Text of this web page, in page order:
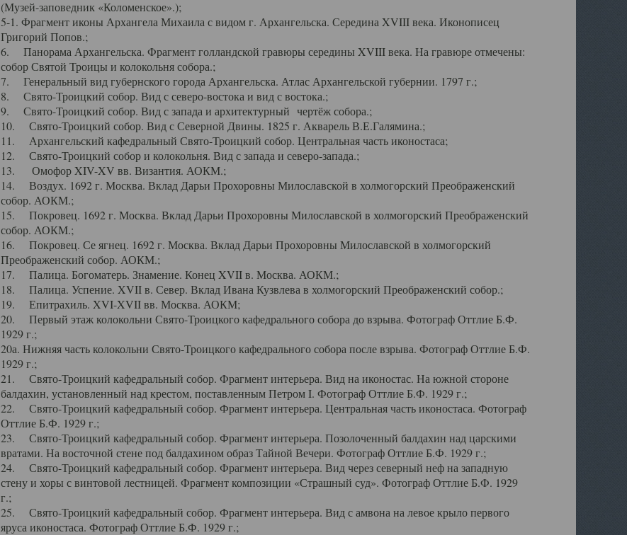
(Музей-заповедник «Коломенское».);
5-1. Фрагмент иконы Архангела Михаила с видом г. Архангельска. Середина XVIII века. Иконописец
Григорий Попов.;
6. Панорама Архангельска. Фрагмент голландской гравюры середины XVIII века. На гравюре отмечены:
собор Святой Троицы и колокольня собора.;
7. Генеральный вид губернского города Архангельска. Атлас Архангельской губернии. 1797 г.;
8. Свято-Троицкий собор. Вид с северо-востока и вид с востока.;
9. Свято-Троицкий собор. Вид с запада и архитектурный чертёж собора.;
10. Свято-Троицкий собор. Вид с Северной Двины. 1825 г. Акварель В.Е.Галямина.;
11. Архангельский кафедральный Свято-Троицкий собор. Центральная часть иконостаса;
12. Свято-Троицкий собор и колокольня. Вид с запада и северо-запада.;
13. Омофор XIV-XV вв. Византия. АОКМ.;
14. Воздух. 1692 г. Москва. Вклад Дарьи Прохоровны Милославской в холмогорский Преображенский
собор. АОКМ.;
15. Покровец. 1692 г. Москва. Вклад Дарьи Прохоровны Милославской в холмогорский Преображенский
собор. АОКМ.;
16. Покровец. Се ягнец. 1692 г. Москва. Вклад Дарьи Прохоровны Милославской в холмогорский
Преображенский собор. АОКМ.;
17. Палица. Богоматерь. Знамение. Конец XVII в. Москва. АОКМ.;
18. Палица. Успение. XVII в. Север. Вклад Ивана Кузвлева в холмогорский Преображенский собор.;
19. Епитрахиль. XVI-XVII вв. Москва. АОКМ;
20. Первый этаж колокольни Свято-Троицкого кафедрального собора до взрыва. Фотограф Оттлие Б.Ф.
1929 г.;
20а. Нижняя часть колокольни Свято-Троицкого кафедрального собора после взрыва. Фотограф Оттлие Б.Ф.
1929 г.;
21. Свято-Троицкий кафедральный собор. Фрагмент интерьера. Вид на иконостас. На южной стороне
балдахин, установленный над крестом, поставленным Петром I. Фотограф Оттлие Б.Ф. 1929 г.;
22. Свято-Троицкий кафедральный собор. Фрагмент интерьера. Центральная часть иконостаса. Фотограф
Оттлие Б.Ф. 1929 г.;
23. Свято-Троицкий кафедральный собор. Фрагмент интерьера. Позолоченный балдахин над царскими
вратами. На восточной стене под балдахином образ Тайной Вечери. Фотограф Оттлие Б.Ф. 1929 г.;
24. Свято-Троицкий кафедральный собор. Фрагмент интерьера. Вид через северный неф на западную
стену и хоры с винтовой лестницей. Фрагмент композиции «Страшный суд». Фотограф Оттлие Б.Ф. 1929
г.;
25. Свято-Троицкий кафедральный собор. Фрагмент интерьера. Вид с амвона на левое крыло первого
яруса иконостаса. Фотограф Оттлие Б.Ф. 1929 г.;